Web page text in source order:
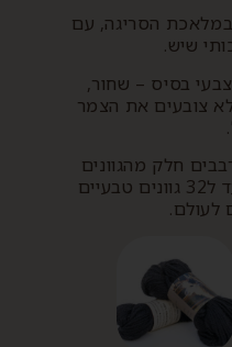
הסריגה, עם
שיש.
בסיס – שחור,
צובעים את הצמר
חלק מהגוונים
ובכך מרחיבים את המנעד ל32 גוונים טבעיים
לעולם.